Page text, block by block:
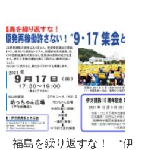
福島を繰り返すな！ “伊